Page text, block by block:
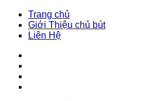
Trang chủ
Giới Thiệu chủ bút
Liên Hệ